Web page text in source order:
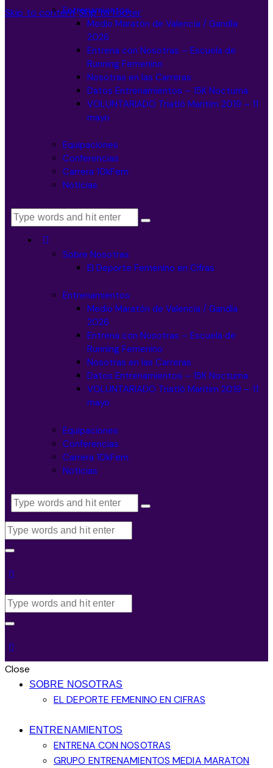
Skip to contentSkip to footer
Entrenamientos
Medio Maratón de Valencia / Gandía
2026
Entrena con Nosotras – Escuela de
Running Femenino
Nosotras en las Carreras
Datos Entrenamientos – 15K Nocturna
VOLUNTARIADO Triatló Maritim 2019 – 11
mayo
Equipaciones
Conferencias
Carrera 10kFem
Noticias
Sobre Nosotras
El Deporte Femenino en Cifras
Entrenamientos
Medio Maratón de Valencia / Gandía
2026
Entrena con Nosotras – Escuela de
Running Femenino
Nosotras en las Carreras
Datos Entrenamientos – 15K Nocturna
VOLUNTARIADO Triatló Maritim 2019 – 11
mayo
Equipaciones
Conferencias
Carrera 10kFem
Noticias
Close
SOBRE NOSOTRAS
EL DEPORTE FEMENINO EN CIFRAS
ENTRENAMIENTOS
ENTRENA CON NOSOTRAS
GRUPO ENTRENAMIENTOS MEDIA MARATON